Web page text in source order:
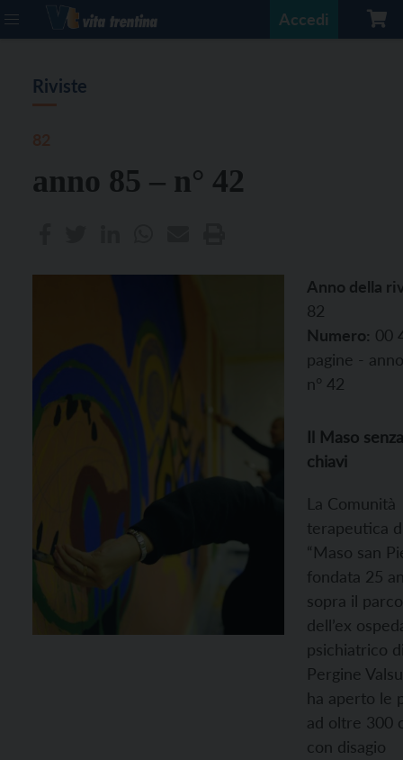
Accedi
Riviste
anno 85 – n° 42
Anno della
82
Numero: 00
pagine -
n° 42
Il Maso senza
chiavi
La Comunità
terapeutica
“Maso san
fondata 25
sopra il parco
dell’ex
psichiatrico
Pergine
ha aperto le
ad oltre 300
con disagio